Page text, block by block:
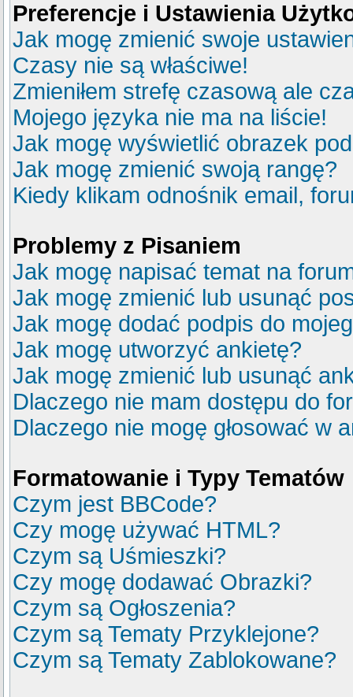
Preferencje i Ustawienia
Jak mogę zmienić swoje
Czasy nie są właściwe!
Zmieniłem strefę czasową ale
Mojego języka nie ma na liście!
Jak mogę wyświetlić obrazek
Jak mogę zmienić swoją rangę?
Kiedy klikam odnośnik email,
Problemy z Pisaniem
Jak mogę napisać temat na
Jak mogę zmienić lub usunąć
Jak mogę dodać podpis do
Jak mogę utworzyć ankietę?
Jak mogę zmienić lub usunąć
Dlaczego nie mam dostępu do
Dlaczego nie mogę głosować w
Formatowanie i Typy Tematów
Czym jest BBCode?
Czy mogę używać HTML?
Czym są Uśmieszki?
Czy mogę dodawać Obrazki?
Czym są Ogłoszenia?
Czym są Tematy Przyklejone?
Czym są Tematy Zablokowane?